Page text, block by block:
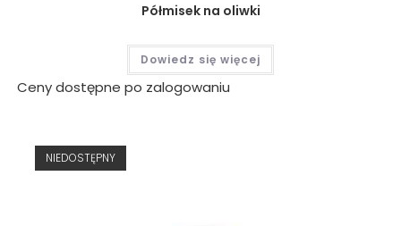
Półmisek na oliwki
Dowiedz się więcej
Ceny dostępne po zalogowaniu
NIEDOSTĘPNY